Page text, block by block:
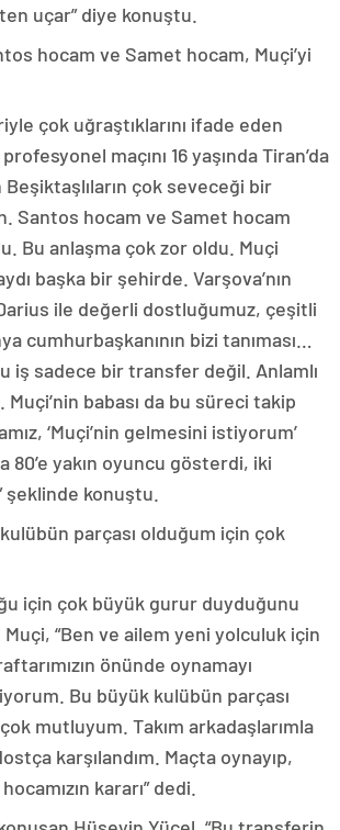
uçar” diye konuştu.
hocam ve Samet hocam, Muçi’yi
çok uğraştıklarını ifade eden
maçını 16 yaşında Tiran’da
Beşiktaşlıların çok seveceği bir
Santos hocam ve Samet hocam
Bu anlaşma çok zor oldu. Muçi
başka bir şehirde. Varşova’nın
ile değerli dostluğumuz, çeşitli
cumhurbaşkanının bizi tanıması…
iş sadece bir transfer değil. Anlamlı
babası da bu süreci takip
‘Muçi’nin gelmesini istiyorum’
80’e yakın oyuncu gösterdi, iki
konuştu.
parçası olduğum için çok
için çok büyük gurur duyduğunu
“Ben ve ailem yeni yolculuk için
önünde oynamayı
Bu büyük kulübün parçası
mutluyum. Takım arkadaşlarımla
karşılandım. Maçta oynayıp,
kararı” dedi.